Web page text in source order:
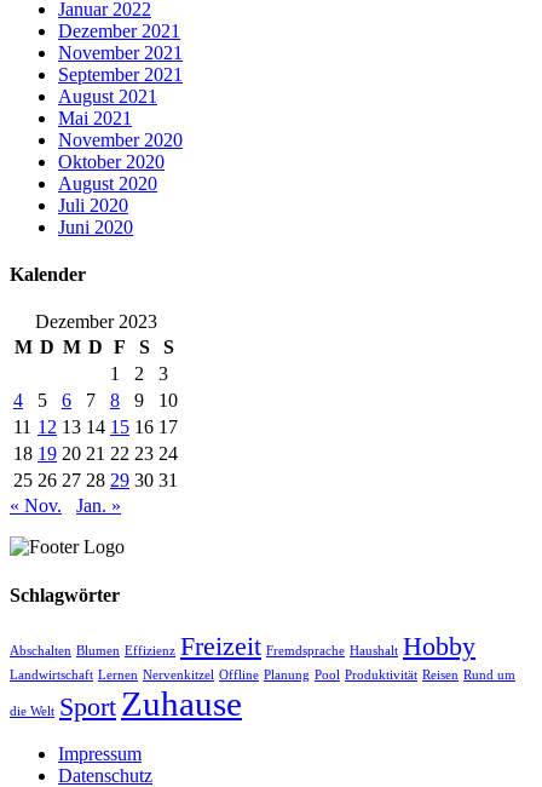
Januar 2022
Dezember 2021
November 2021
September 2021
August 2021
Mai 2021
November 2020
Oktober 2020
August 2020
Juli 2020
Juni 2020
Kalender
Dezember 2023
M D M D F S
S
1
2
3
4
5 6 7 8 9
10
11 12 13 14 15 16 17
18 19 20 21 22 23 24
25 26 27 28 29 30 31
« Nov.
Jan. »
Schlagwörter
Abschalten Blumen Effizienz Freizeit Fremdsprache Haushalt Hobby
Landwirtschaft Lernen Nervenkitzel Offline Planung Pool Produktivität Reisen Rund um
die Welt Sport Zuhause
Impressum
Datenschutz